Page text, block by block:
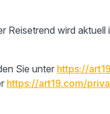
wird aktuell
Sie unter https://
https://art19.com/